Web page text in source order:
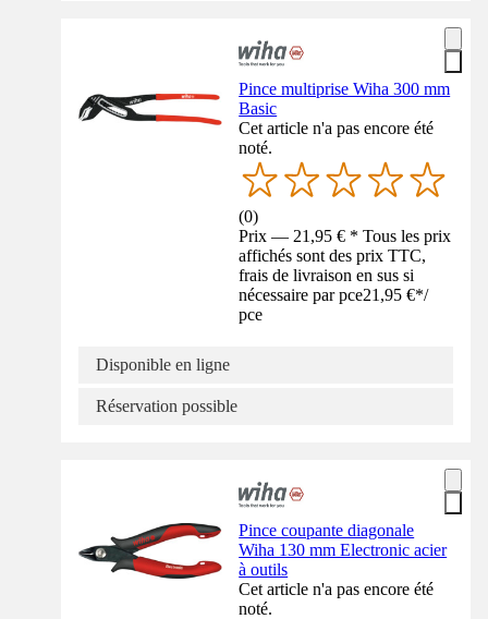
Pince multiprise Wiha 300 mm
Basic
Cet article n'a pas encore été
noté.
(0)
Prix — 21,95 € * Tous les prix
affichés sont des prix TTC,
frais de livraison en sus si
nécessaire par pce21,95 €*/
pce
Disponible en ligne
Réservation possible
Pince coupante diagonale
Wiha 130 mm Electronic acier
à outils
Cet article n'a pas encore été
noté.